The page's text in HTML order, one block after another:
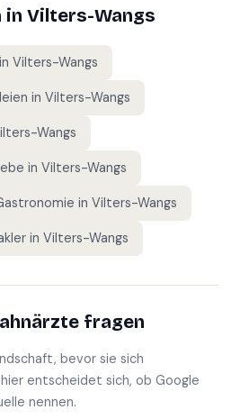
in Vilters-Wangs
in Vilters-Wangs
in Vilters-Wangs
Wangs
in Vilters-Wangs
in Vilters-Wangs
in Vilters-Wangs
fragen
bevor sie sich
entscheidet sich, ob Google
nennen.